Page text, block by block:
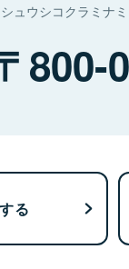
ュウシコクラミナ
800-
る